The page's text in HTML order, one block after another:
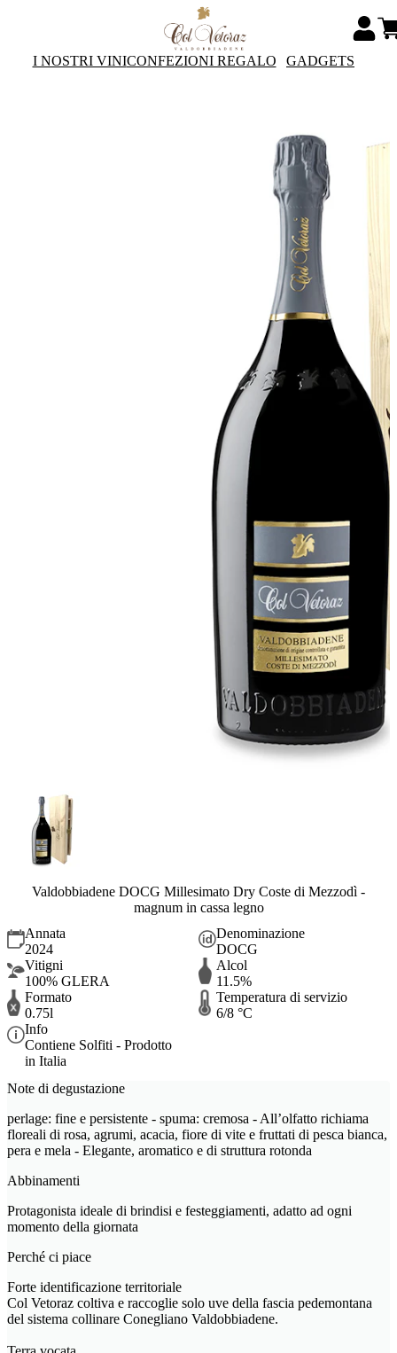
I NOSTRI VINICONFEZIONI REGALO GADGETS
Valdobbiadene DOCG Millesimato Dry Coste di Mezzodì -
magnum in cassa legno
Annata
2024
Denominazione
DOCG
Vitigni
100% GLERA
Alcol
11.5%
Formato
0.75l
Temperatura di servizio
6/8 °C
Info
Contiene Solfiti - Prodotto
in Italia
Note di degustazione
perlage: fine e persistente - spuma: cremosa - All’olfatto richiama
floreali di rosa, agrumi, acacia, fiore di vite e fruttati di pesca bianca,
pera e mela - Elegante, aromatico e di struttura rotonda
Abbinamenti
Protagonista ideale di brindisi e festeggiamenti, adatto ad ogni
momento della giornata
Perché ci piace
Forte identificazione territoriale
Col Vetoraz coltiva e raccoglie solo uve della fascia pedemontana
del sistema collinare Conegliano Valdobbiadene.